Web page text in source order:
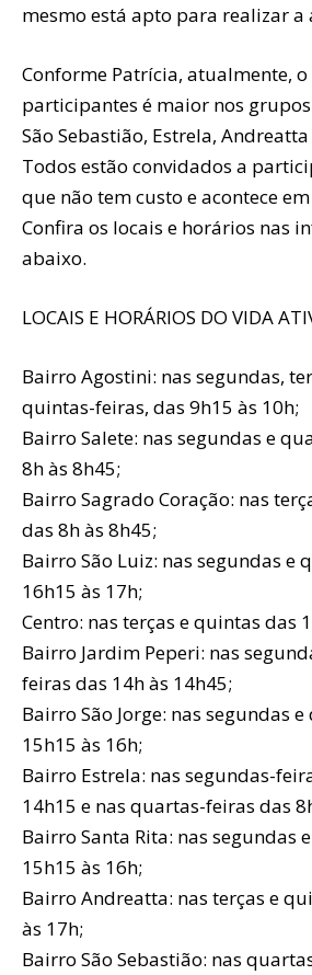
mesmo está apto para realizar
Conforme Patrícia, atualmente,
participantes é maior nos
São Sebastião, Estrela,
Todos estão convidados a
que não tem custo e acontece
Confira os locais e horários nas
abaixo.
LOCAIS E HORÁRIOS DO VIDA
Bairro Agostini: nas segundas,
quintas-feiras, das 9h15 às 10h;
Bairro Salete: nas segundas e
8h às 8h45;
Bairro Sagrado Coração: nas
das 8h às 8h45;
Bairro São Luiz: nas segundas e
16h15 às 17h;
Centro: nas terças e quintas das
Bairro Jardim Peperi: nas
feiras das 14h às 14h45;
Bairro São Jorge: nas segundas
15h15 às 16h;
Bairro Estrela: nas segundas-
14h15 e nas quartas-feiras das
Bairro Santa Rita: nas segundas
15h15 às 16h;
Bairro Andreatta: nas terças e
às 17h;
Bairro São Sebastião: nas